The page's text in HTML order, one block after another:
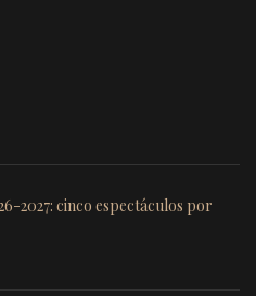
2027: cinco espectáculos por